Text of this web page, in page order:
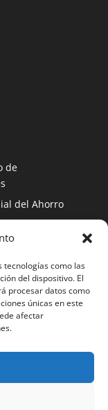
tecnologías como las
del dispositivo. El
procesar datos como
únicas en este
afectar
de
del Ahorro
sólo 137
SAI de fácil
perfecto para